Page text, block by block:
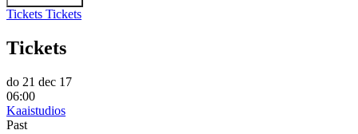
Tickets Tickets
Tickets
do 21 dec 17
06:00
Kaaistudios
Past